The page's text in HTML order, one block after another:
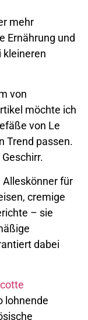
mehr
Ernährung und
kleineren
von
möchte ich
von Le
Trend passen.
Alleskönner für
cremige
– sie
dabei
lohnende